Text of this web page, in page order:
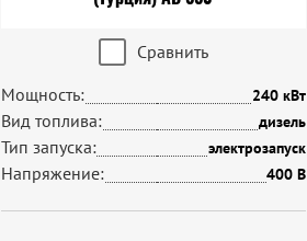
Сравнить
Мощность:
240 кВт
Вид топлива: дизель
Тип запуска: электрозапуск
Напряжение: 400 В